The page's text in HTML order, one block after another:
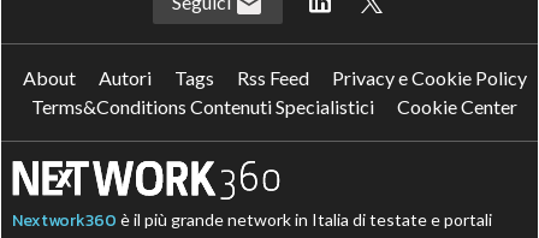
About Autori Tags Rss Feed
Privacy e Cookie Policy
Terms&Conditions Contenuti Specialistici
Cookie Center
Nextwork360 è il più grande network in Italia di testate e portali